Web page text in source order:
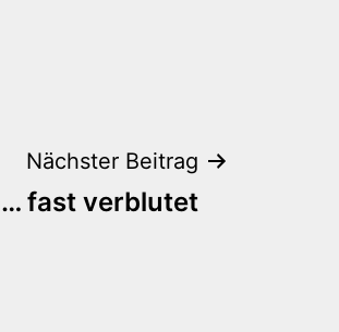
Nächster Beitrag
fast verblutet